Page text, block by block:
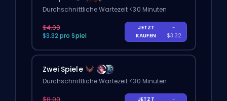
Durchschnittliche Wartezeit <30 Minuten
$4.00
$3.32 pro Spiel
JETZT
KAUFEN
-
$3.32
Zwei Spiele
Durchschnittliche Wartezeit <30 Minuten
$8.00
JETZT
-